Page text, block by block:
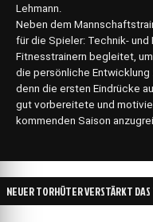
Lehmann.
Neben dem
für die Spieler: Technik-
Fitnesstrainern begleitet,
die persönliche Entwicklung
denn die ersten Eindrücke
gut vorbereitete und
kommenden Saison
Post
navigation
NEUER TORHÜTER VERSTÄRKT